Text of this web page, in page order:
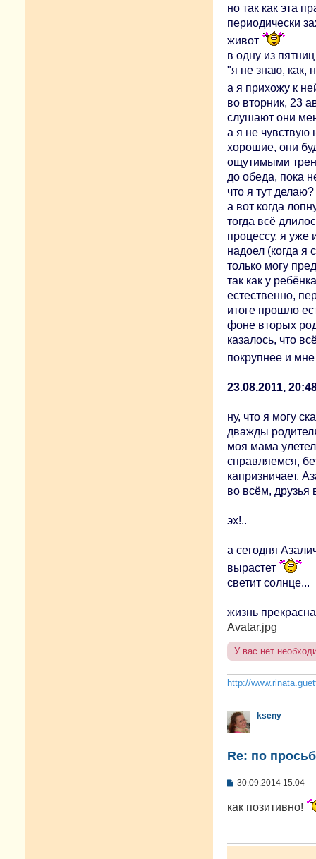
но так как эта
периодически
живот
в одну из
"я не знаю, как,
а я прихожу к
во вторник, 23
слушают они
а я не чувствую
хорошие, они
ощутимыми
до обеда, пока
что я тут
а вот когда
тогда всё
процессу, я уже
надоел (когда я
только могу
так как у
естественно,
итоге прошло
фоне вторых
казалось, что
покрупнее и
23.08.2011,
ну, что я могу
дважды
моя мама
справляемся,
капризничает,
во всём, друзья
эх!..
а сегодня
вырастет
светит солнце...
жизнь
Avatar.jpg
У вас нет
http://
kseny
Re: по
С
б
н
30.09.2014 15:04
как позитивно!